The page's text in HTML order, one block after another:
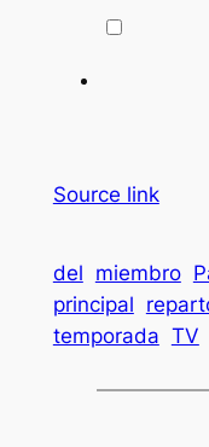
Source link
del miembro
principal
temporada TV